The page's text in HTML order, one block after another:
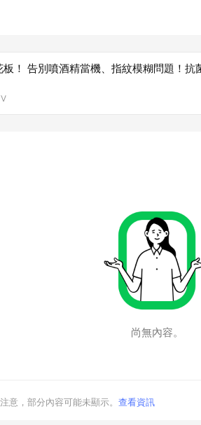
！ 告別噴酒精當機、指紋模糊問題！
尚無內容。
意，部分內容可能未顯示。 查看資訊
取消